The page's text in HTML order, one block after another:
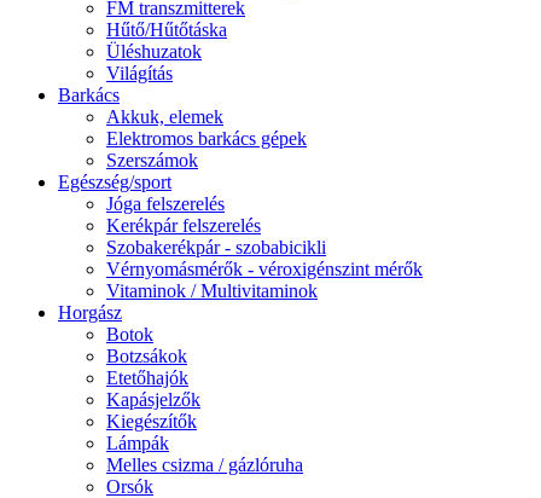
FM transzmitterek
Hűtő/Hűtőtáska
Üléshuzatok
Világítás
Barkács
Akkuk, elemek
Elektromos barkács gépek
Szerszámok
Egészség/sport
Jóga felszerelés
Kerékpár felszerelés
Szobakerékpár - szobabicikli
Vérnyomásmérők - véroxigénszint mérők
Vitaminok / Multivitaminok
Horgász
Botok
Botzsákok
Etetőhajók
Kapásjelzők
Kiegészítők
Lámpák
Melles csizma / gázlóruha
Orsók